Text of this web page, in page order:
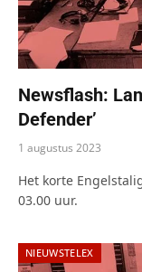
Newsflash:
Defender’
1 augustus 2023
Het korte
03.00 uur.
NIEUWSTELEX